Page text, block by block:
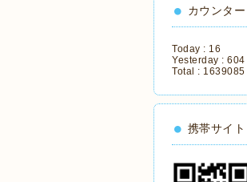
カウンター
Today : 16
Yesterday : 604
Total : 1639085
携帯サイト